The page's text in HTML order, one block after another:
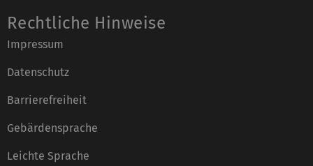
Rechtliche Hinweise
Impressum
Datenschutz
Barrierefreiheit
Gebärdensprache
Leichte Sprache